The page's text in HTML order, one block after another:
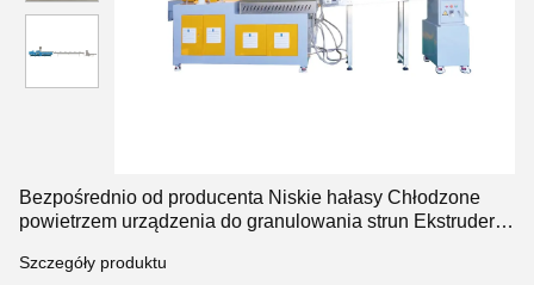
Bezpośrednio od producenta Niskie hałasy Chłodzone
powietrzem urządzenia do granulowania strun Ekstrudera
Szczegóły produktu